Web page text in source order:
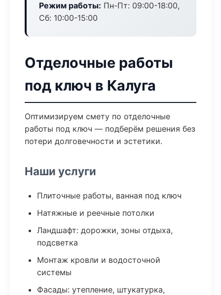
Режим работы: Пн-Пт: 09:00-18:00,
Сб: 10:00-15:00
Отделочные работы
под ключ в Калуга
Оптимизируем смету по отделочные
работы под ключ — подберём решения без
потери долговечности и эстетики.
Наши услуги
Плиточные работы, ванная под ключ
Натяжные и реечные потолки
Ландшафт: дорожки, зоны отдыха,
подсветка
Монтаж кровли и водосточной
системы
Фасады: утепление, штукатурка,